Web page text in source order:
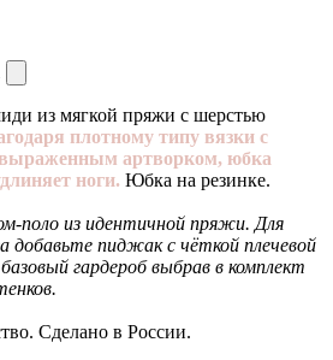
из мягкой пряжи с шерстью
плотному типу вязки с
артворком, юбка
ноги. Юбка на резинке.
поло из идентичной пряжи. Для
добавьте пиджак с чёткой плечевой
гардероб выбрав в комплект
Сделано в России.